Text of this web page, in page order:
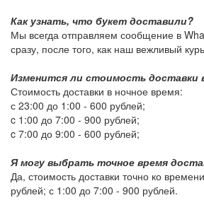
Как узнать, что букет доставили?
Мы всегда отправляем сообщение в
сразу, после того, как наш вежливый
Изменится ли стоимость доставки
Стоимость доставки в ночное время:
с 23:00 до 1:00 - 600 рублей;
c 1:00 до 7:00 - 900 рублей;
c 7:00 до 9:00 - 600 рублей;
Я могу выбрать точное время
Да, стоимость доставки точно ко
рублей; с 1:00 до 7:00 - 900 рублей.